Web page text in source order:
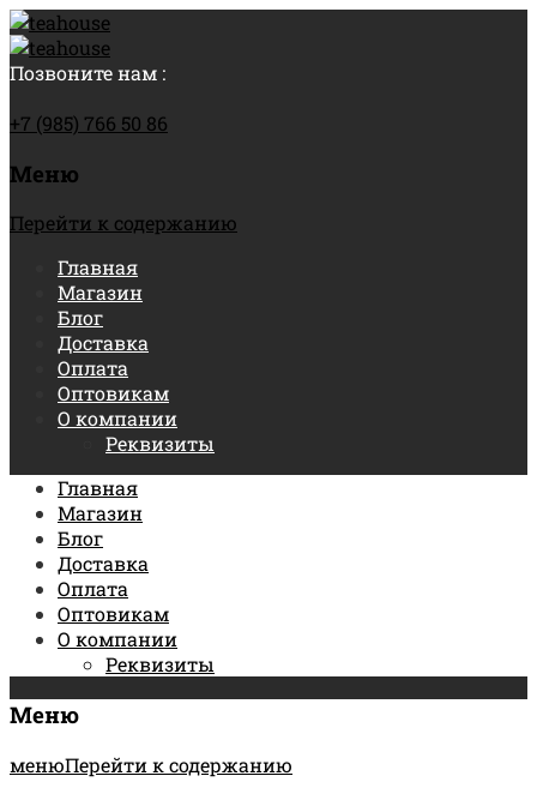
Позвоните нам :
+7 (985) 766 50 86
Меню
Перейти к содержанию
Главная
Магазин
Блог
Доставка
Оплата
Оптовикам
О компании
Реквизиты
Главная
Магазин
Блог
Доставка
Оплата
Оптовикам
О компании
Реквизиты
Меню
менюПерейти к содержанию